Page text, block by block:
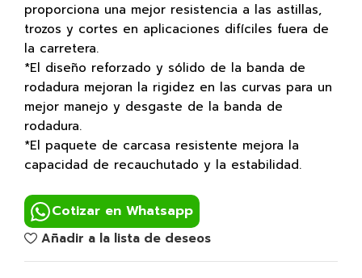
proporciona una mejor resistencia a las astillas,
trozos y cortes en aplicaciones difíciles fuera de
la carretera.
*El diseño reforzado y sólido de la banda de
rodadura mejoran la rigidez en las curvas para un
mejor manejo y desgaste de la banda de
rodadura.
*El paquete de carcasa resistente mejora la
capacidad de recauchutado y la estabilidad.
Cotizar en Whatsapp
Añadir a la lista de deseos